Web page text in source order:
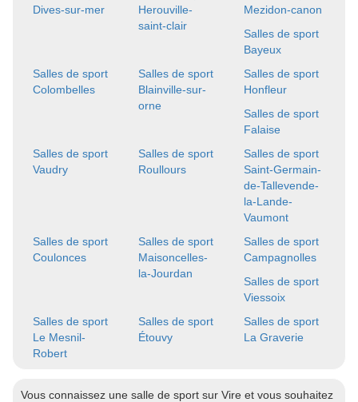
Dives-sur-mer
Herouville-
saint-clair
Mezidon-canon
Salles de sport
Bayeux
Salles de sport
Colombelles
Salles de sport
Blainville-sur-
orne
Salles de sport
Honfleur
Salles de sport
Falaise
Salles de sport
Vaudry
Salles de sport
Roullours
Salles de sport
Saint-Germain-
de-Tallevende-
la-Lande-
Vaumont
Salles de sport
Coulonces
Salles de sport
Maisoncelles-
la-Jourdan
Salles de sport
Campagnolles
Salles de sport
Viessoix
Salles de sport
Le Mesnil-
Robert
Salles de sport
Étouvy
Salles de sport
La Graverie
Vous connaissez une salle de sport sur Vire et vous souhaitez